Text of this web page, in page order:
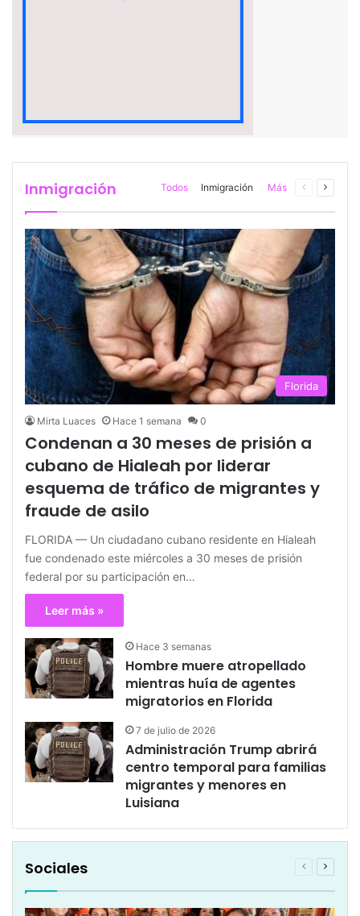
Inmigración Todos Inmigración Más
Página
Florida
Mirta Luaces Hace 1 semana 0
Condenan a 30 meses de prisión a
cubano de Hialeah por liderar
esquema de tráfico de migrantes y
fraude de asilo
FLORIDA — Un ciudadano cubano residente en Hialeah
fue condenado este miércoles a 30 meses de prisión
federal por su participación en…
Leer más »
Hace 3 semanas
Hombre muere atropellado
mientras huía de agentes
migratorios en Florida
7 de julio de 2026
Administración Trump abrirá
centro temporal para familias
migrantes y menores en
Luisiana
Sociales
Página